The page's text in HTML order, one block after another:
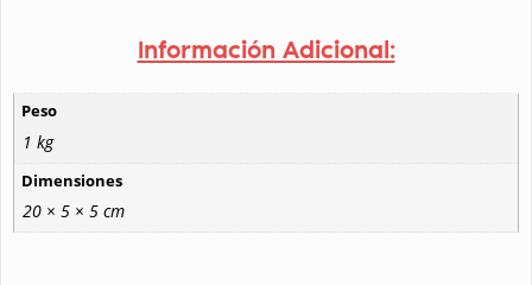
Información Adicional:
Peso
1 kg
Dimensiones
20 × 5 × 5 cm